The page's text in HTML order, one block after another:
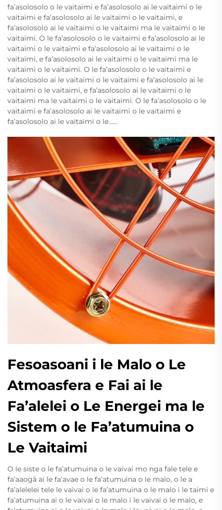
fa’asolosolo o le vaitaimi e fa’asolosolo ai le vaitaimi o le
vaitaimi e fa’asolosolo ai le vaitaimi o le vaitaimi, e
fa’asolosolo ai le vaitaimi o le vaitaimi ma le vaitaimi o le
vaitaimi. O le fa’asolosolo o le vaitaimi e fa’asolosolo ai le
vaitaimi o le vaitaimi e fa’asolosolo ai le vaitaimi o le
vaitaimi, e fa’asolosolo ai le vaitaimi o le vaitaimi ma le
vaitaimi o le vaitaimi. O le fa’asolosolo o le vaitaimi e
fa’asolosolo ai le vaitaimi o le vaitaimi e fa’asolosolo ai le
vaitaimi o le vaitaimi, e fa’asolosolo ai le vaitaimi o le
vaitaimi ma le vaitaimi o le vaitaimi. O le fa’asolosolo o le
vaitaimi e fa’asolosolo ai le vaitaimi o le vaitaimi e
fa’asolosolo ai le vaitaimi o le......
Fesoasoani i le Malo o Le
Atmoasfera e Fai ai le
Fa’alelei o Le Energei ma le
Sistem o le Fa’atumuina o
Le Vaitaimi
O le siste o le fa’atumuina o le vaivai mo nga fale tele e
fa’aaogā ai le fa’avae o le fa’atumuina o le malo, o le a
fa’alelelei tele le vaivai o le fa’atumuina o le malo i le taimi e
fa’atumuina ai o le vaivai o le malo i le vaivai o le malo, e